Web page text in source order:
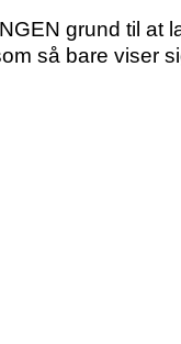
grund til at
så bare viser